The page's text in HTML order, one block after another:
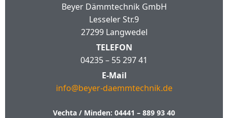
Beyer Dämmtechnik GmbH
Lesseler Str.9
27299 Langwedel
TELEFON
04235 – 55 297 41
E-Mail
info@beyer-daemmtechnik.de
Vechta / Minden: 04441 – 889 93 40